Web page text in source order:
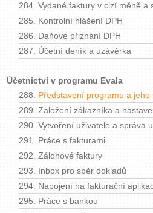
284. Vydané faktury v cizí měně a
285. Kontrolní hlášení DPH
286. Daňové přiznání DPH
287. Účetní deník a uzávěrka
Účetnictví v programu Evala
288. Představení programu a jeho
289. Založení zákazníka a
290. Vytvoření uživatele a správa
291. Práce s fakturami
292. Zálohové faktury
293. Inbox pro sběr dokladů
294. Napojení na fakturační
295. Práce s bankou